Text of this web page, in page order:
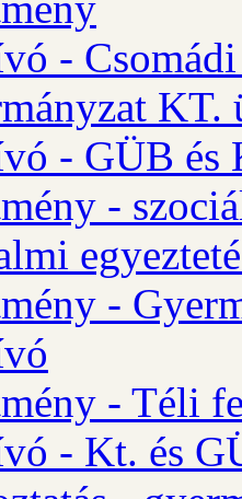
-
KT.
- GÜB és
-
-
- Téli
- Kt. és